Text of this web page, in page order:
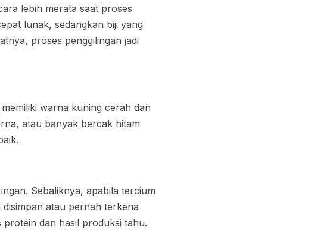
lebih merata saat proses
lunak, sedangkan biji yang
proses penggilingan jadi
warna kuning cerah dan
atau banyak bercak hitam
Sebaliknya, apabila tercium
atau pernah terkena
protein dan hasil produksi tahu.